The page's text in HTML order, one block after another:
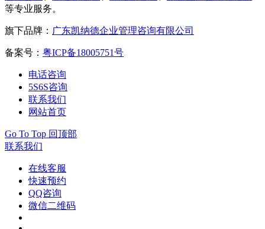
等专业服务。
旗下品牌： 广东凯纳德企业管理咨询有限公司
备案号： 粤ICP备18005751号
电话咨询
5S6S咨询
联系我们
网站首页
Go To Top 回顶部
联系我们
在线客服
快速预约
QQ咨询
微信二维码